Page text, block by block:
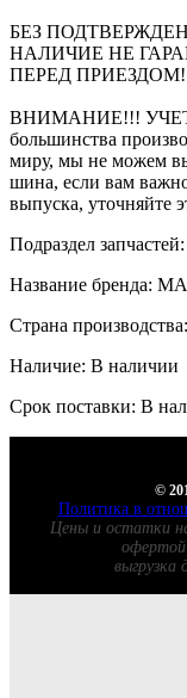
БЕЗ
НАЛИЧИЕ НЕ
ПЕРЕД
ВНИМАНИЕ!!!
большинства
миру, мы не можем
шина, если вам
выпуска, уточняйте
Подраздел
Название бренда:
Страна
Наличие: В наличии
Срок поставки: В
©
Политика в
Цены и остатки
выгрузка